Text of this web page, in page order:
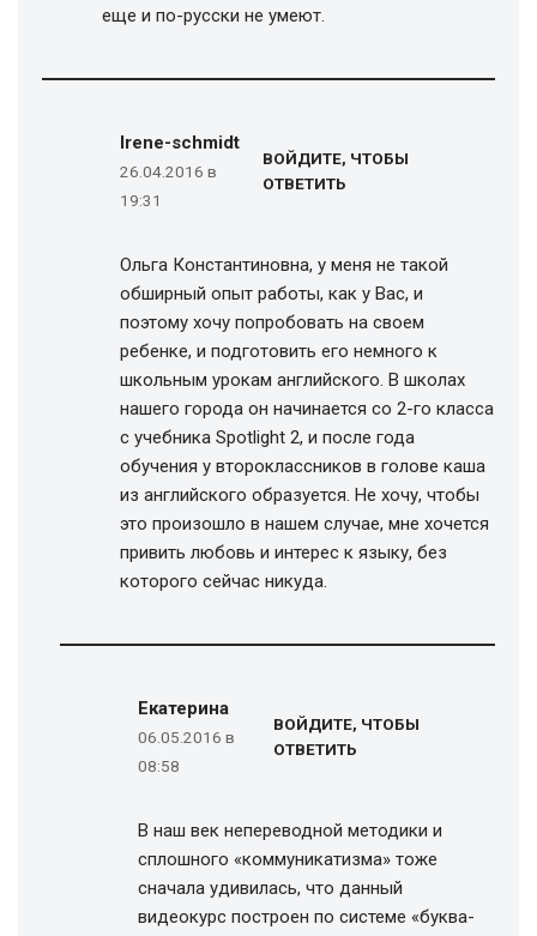
еще и по-русски не умеют.
Irene-schmidt
26.04.2016 в
19:31
ВОЙДИТЕ, ЧТОБЫ
ОТВЕТИТЬ
Ольга Константиновна, у меня не такой
обширный опыт работы, как у Вас, и
поэтому хочу попробовать на своем
ребенке, и подготовить его немного к
школьным урокам английского. В школах
нашего города он начинается со 2-го класса
с учебника Spotlight 2, и после года
обучения у второклассников в голове каша
из английского образуется. Не хочу, чтобы
это произошло в нашем случае, мне хочется
привить любовь и интерес к языку, без
которого сейчас никуда.
Екатерина
06.05.2016 в
08:58
ВОЙДИТЕ, ЧТОБЫ
ОТВЕТИТЬ
В наш век непереводной методики и
сплошного «коммуникатизма» тоже
сначала удивилась, что данный
видеокурс построен по системе «буква-